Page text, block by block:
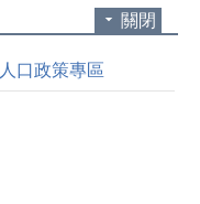
關閉
人口政策專區